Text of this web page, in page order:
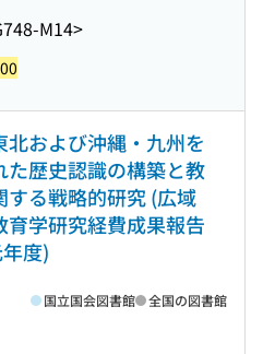
M14>
北および沖縄・九州を
た歴史認識の構築と教
する戦略的研究 (広域
育学研究経費成果報告
度)
国立国会図書館 全国の図書館